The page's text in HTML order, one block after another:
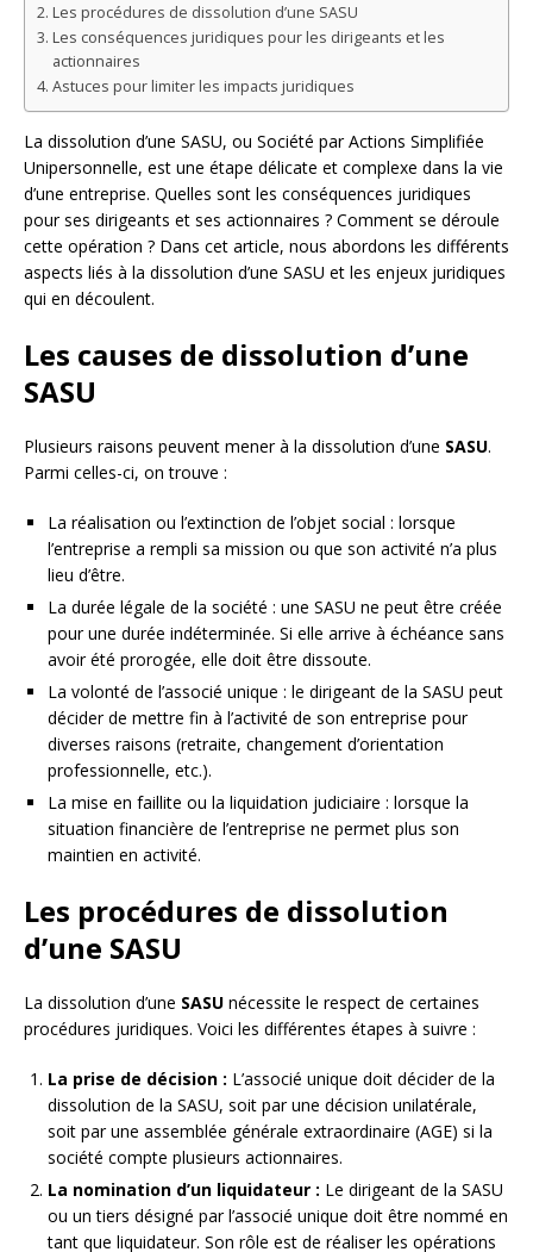
Les procédures de dissolution d’une SASU
Les conséquences juridiques pour les dirigeants et les
actionnaires
Astuces pour limiter les impacts juridiques
La dissolution d’une SASU, ou Société par Actions Simplifiée
Unipersonnelle, est une étape délicate et complexe dans la vie
d’une entreprise. Quelles sont les conséquences juridiques
pour ses dirigeants et ses actionnaires ? Comment se déroule
cette opération ? Dans cet article, nous abordons les différents
aspects liés à la dissolution d’une SASU et les enjeux juridiques
qui en découlent.
Les causes de dissolution d’une
SASU
Plusieurs raisons peuvent mener à la dissolution d’une SASU.
Parmi celles-ci, on trouve :
La réalisation ou l’extinction de l’objet social : lorsque
l’entreprise a rempli sa mission ou que son activité n’a plus
lieu d’être.
La durée légale de la société : une SASU ne peut être créée
pour une durée indéterminée. Si elle arrive à échéance sans
avoir été prorogée, elle doit être dissoute.
La volonté de l’associé unique : le dirigeant de la SASU peut
décider de mettre fin à l’activité de son entreprise pour
diverses raisons (retraite, changement d’orientation
professionnelle, etc.).
La mise en faillite ou la liquidation judiciaire : lorsque la
situation financière de l’entreprise ne permet plus son
maintien en activité.
Les procédures de dissolution
d’une SASU
La dissolution d’une SASU nécessite le respect de certaines
procédures juridiques. Voici les différentes étapes à suivre :
La prise de décision : L’associé unique doit décider de la
dissolution de la SASU, soit par une décision unilatérale,
soit par une assemblée générale extraordinaire (AGE) si la
société compte plusieurs actionnaires.
La nomination d’un liquidateur : Le dirigeant de la SASU
ou un tiers désigné par l’associé unique doit être nommé en
tant que liquidateur. Son rôle est de réaliser les opérations